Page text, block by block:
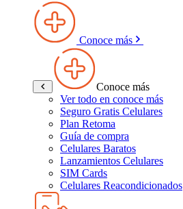
Conoce más
Conoce más
Ver todo en conoce más
Seguro Gratis Celulares
Plan Retoma
Guía de compra
Celulares Baratos
Lanzamientos Celulares
SIM Cards
Celulares Reacondicionados